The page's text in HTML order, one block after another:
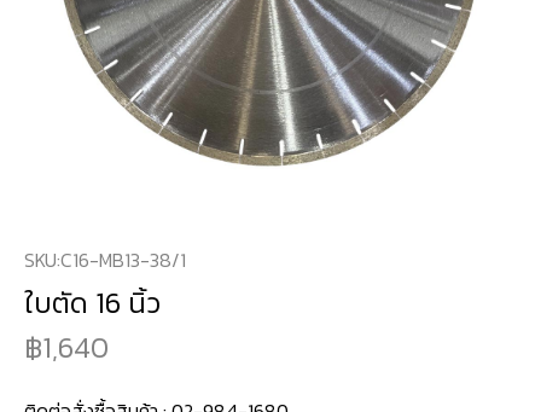
SKU:C16-MB13-38/1
ใบตัด 16 นิ้ว
1,640